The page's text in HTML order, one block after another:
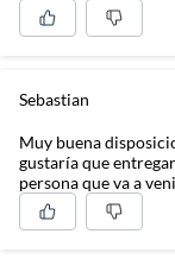
Sebastian
Muy buena
gustaría que
persona que va a